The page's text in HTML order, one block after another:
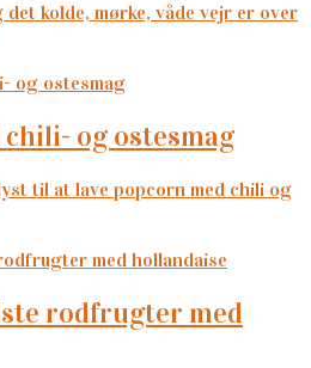
kolde, mørke, våde vejr er over
chili- og ostesmag
til at lave popcorn med chili og